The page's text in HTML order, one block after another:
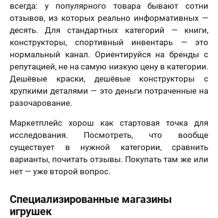
всегда: у популярного товара бывают сотни
отзывов, из которых реально информативных —
десять. Для стандартных категорий — книги,
конструкторы, спортивный инвентарь — это
нормальный канал. Ориентируйся на бренды с
репутацией, не на самую низкую цену в категории.
Дешёвые краски, дешёвые конструкторы с
хрупкими деталями — это деньги потраченные на
разочарование.
Маркетплейс хорош как стартовая точка для
исследования. Посмотреть, что вообще
существует в нужной категории, сравнить
варианты, почитать отзывы. Покупать там же или
нет — уже второй вопрос.
Специализированные магазины
игрушек